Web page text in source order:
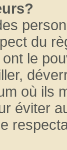
du
le
où ils
éviter